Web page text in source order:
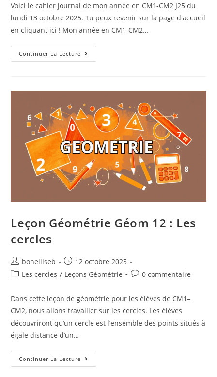
Voici le cahier journal de mon année en CM1-CM2 J25 du
lundi 13 octobre 2025. Tu peux revenir sur la page d'accueil
en cliquant ici ! Mon année en CM1-CM2…
Continuer La Lecture
Leçon Géométrie Géom 12 : Les
cercles
bonelliseb
12 octobre 2025
Les cercles / Leçons Géométrie 0 commentaire
Dans cette leçon de géométrie pour les élèves de CM1–
CM2, nous allons travailler sur les cercles. Les élèves
découvriront qu’un cercle est l’ensemble des points situés à
égale distance d’un…
Continuer La Lecture